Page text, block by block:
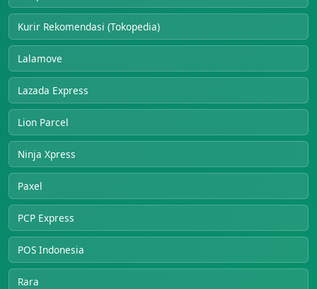
Kurir Rekomendasi (Tokopedia)
Lalamove
Lazada Express
Lion Parcel
Ninja Xpress
Paxel
PCP Express
POS Indonesia
Rara